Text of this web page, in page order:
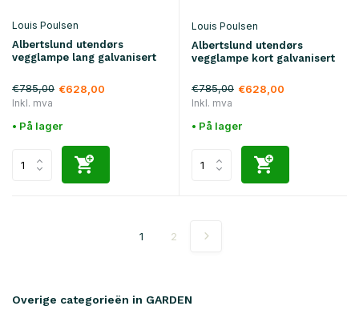
Louis Poulsen
Albertslund utendørs
vegglampe lang galvanisert
€785,00 €628,00
Inkl. mva
• På lager
Louis Poulsen
Albertslund utendørs
vegglampe kort galvanisert
€785,00 €628,00
Inkl. mva
• På lager
1 2
Overige categorieën in GARDEN